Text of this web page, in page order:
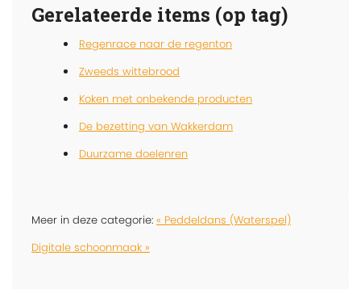
Gerelateerde items (op tag)
Regenrace naar de regenton
Zweeds wittebrood
Koken met onbekende producten
De bezetting van Wakkerdam
Duurzame doelenren
Meer in deze categorie: « Peddeldans (Waterspel)
Digitale schoonmaak »